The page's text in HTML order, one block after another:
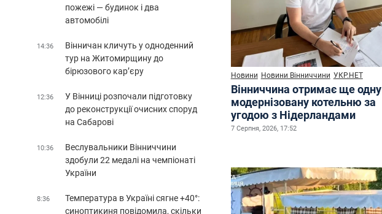
Новини Новини Вінниччини УКР.НЕТ
Вінниччина отримає ще одну
модернізовану котельню за
угодою з Нідерландами
7 Серпня, 2026, 17:52
пожежі — будинок і два
автомобілі
14:36
Вінничан кличуть у одноденний
тур на Житомирщину до
бірюзового кар’єру
12:36
У Вінниці розпочали підготовку
до реконструкції очисних споруд
на Сабарові
10:36
Веслувальники Вінниччини
здобули 22 медалі на чемпіонаті
України
8:36
Температура в Україні сягне +40°:
синоптикиня повідомила, скільки